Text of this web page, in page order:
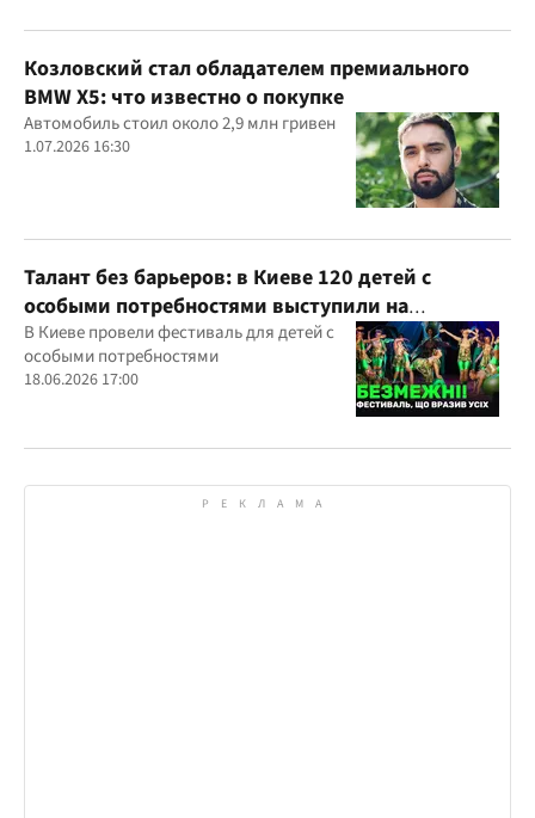
Козловский стал обладателем премиального
BMW X5: что известно о покупке
Автомобиль стоил около 2,9 млн гривен
1.07.2026 16:30
Талант без барьеров: в Киеве 120 детей с
особыми потребностями выступили на
всеукраинском фестивале
В Киеве провели фестиваль для детей с
особыми потребностями
18.06.2026 17:00